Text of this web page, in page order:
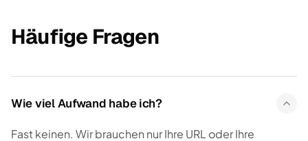
Häufige Fragen
Wie viel Aufwand habe ich?
Fast keinen. Wir brauchen nur Ihre URL oder Ihre